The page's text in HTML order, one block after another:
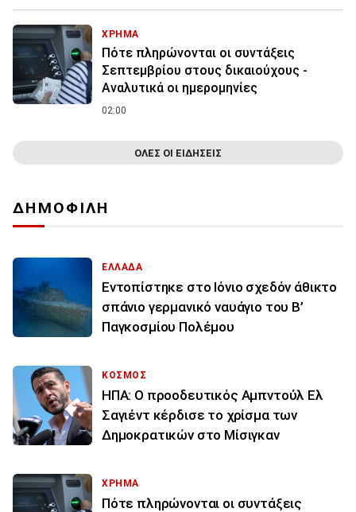
ΧΡΗΜΑ
Πότε πληρώνονται οι συντάξεις
Σεπτεμβρίου στους δικαιούχους -
Αναλυτικά οι ημερομηνίες
02:00
ΟΛΕΣ ΟΙ ΕΙΔΗΣΕΙΣ
ΔΗΜΟΦΙΛΗ
ΕΛΛΑΔΑ
Εντοπίστηκε στο Ιόνιο σχεδόν άθικτο
σπάνιο γερμανικό ναυάγιο του Β’
Παγκοσμίου Πολέμου
ΚΟΣΜΟΣ
ΗΠΑ: Ο προοδευτικός Αμπντούλ Ελ
Σαγιέντ κέρδισε το χρίσμα των
Δημοκρατικών στο Μίσιγκαν
ΧΡΗΜΑ
Πότε πληρώνονται οι συντάξεις